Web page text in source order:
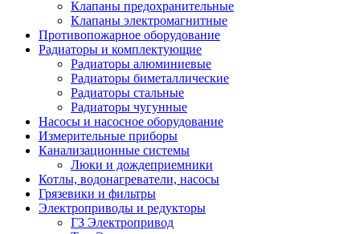
Клапаны предохранительные
Клапаны электромагнитные
Противопожарное оборудование
Радиаторы и комплектующие
Радиаторы алюминиевые
Радиаторы биметаллические
Радиаторы стальные
Радиаторы чугунные
Насосы и насосное оборудование
Измерительные приборы
Канализационные системы
Люки и дождеприемники
Котлы, водонагреватели, насосы
Грязевики и фильтры
Электроприводы и редукторы
ГЗ Электропривод